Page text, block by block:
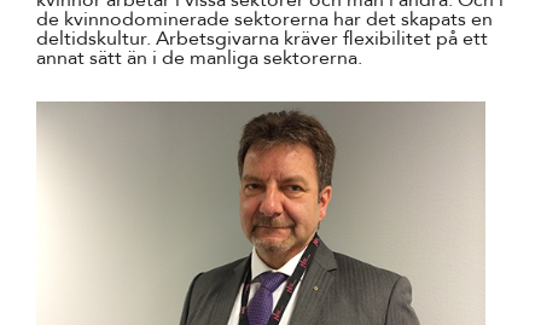
de kvinnodominerade sektorerna har det skapats en
deltidskultur. Arbetsgivarna kräver flexibilitet på ett
annat sätt än i de manliga sektorerna.